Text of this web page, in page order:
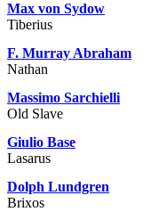
Max von Sydow
Tiberius
F. Murray Abraham
Nathan
Massimo Sarchielli
Old Slave
Giulio Base
Lasarus
Dolph Lundgren
Brixos